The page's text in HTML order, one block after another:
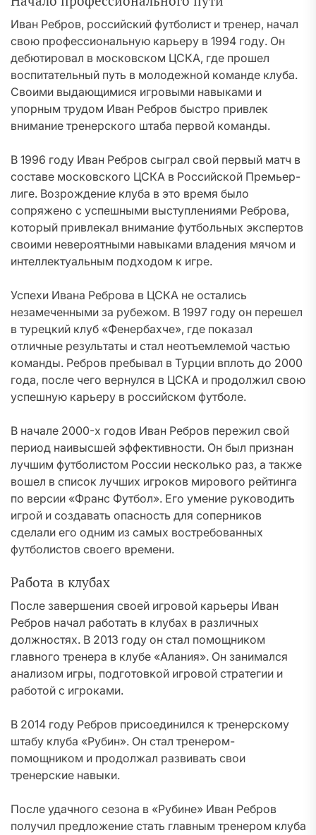
Иван Ребров, российский футболист и тренер, начал
свою профессиональную карьеру в 1994 году. Он
дебютировал в московском ЦСКА, где прошел
воспитательный путь в молодежной команде клуба.
Своими выдающимися игровыми навыками и
упорным трудом Иван Ребров быстро привлек
внимание тренерского штаба первой команды.
В 1996 году Иван Ребров сыграл свой первый матч в
составе московского ЦСКА в Российской Премьер-
лиге. Возрождение клуба в это время было
сопряжено с успешными выступлениями Реброва,
который привлекал внимание футбольных экспертов
своими невероятными навыками владения мячом и
интеллектуальным подходом к игре.
Успехи Ивана Реброва в ЦСКА не остались
незамеченными за рубежом. В 1997 году он перешел
в турецкий клуб «Фенербахче», где показал
отличные результаты и стал неотъемлемой частью
команды. Ребров пребывал в Турции вплоть до 2000
года, после чего вернулся в ЦСКА и продолжил свою
успешную карьеру в российском футболе.
В начале 2000-х годов Иван Ребров пережил свой
период наивысшей эффективности. Он был признан
лучшим футболистом России несколько раз, а также
вошел в список лучших игроков мирового рейтинга
по версии «Франс Футбол». Его умение руководить
игрой и создавать опасность для соперников
сделали его одним из самых востребованных
футболистов своего времени.
Работа в клубах
После завершения своей игровой карьеры Иван
Ребров начал работать в клубах в различных
должностях. В 2013 году он стал помощником
главного тренера в клубе «Алания». Он занимался
анализом игры, подготовкой игровой стратегии и
работой с игроками.
В 2014 году Ребров присоединился к тренерскому
штабу клуба «Рубин». Он стал тренером-
помощником и продолжал развивать свои
тренерские навыки.
После удачного сезона в «Рубине» Иван Ребров
получил предложение стать главным тренером клуба